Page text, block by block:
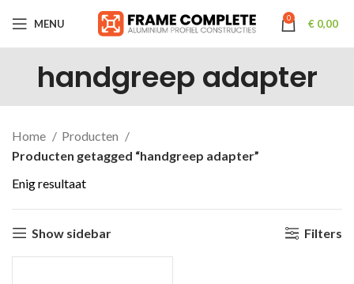
MENU 0 € 0,00
handgreep adapter
Home
Producten
Producten getagged “handgreep adapter”
Enig resultaat
Show sidebar Filters